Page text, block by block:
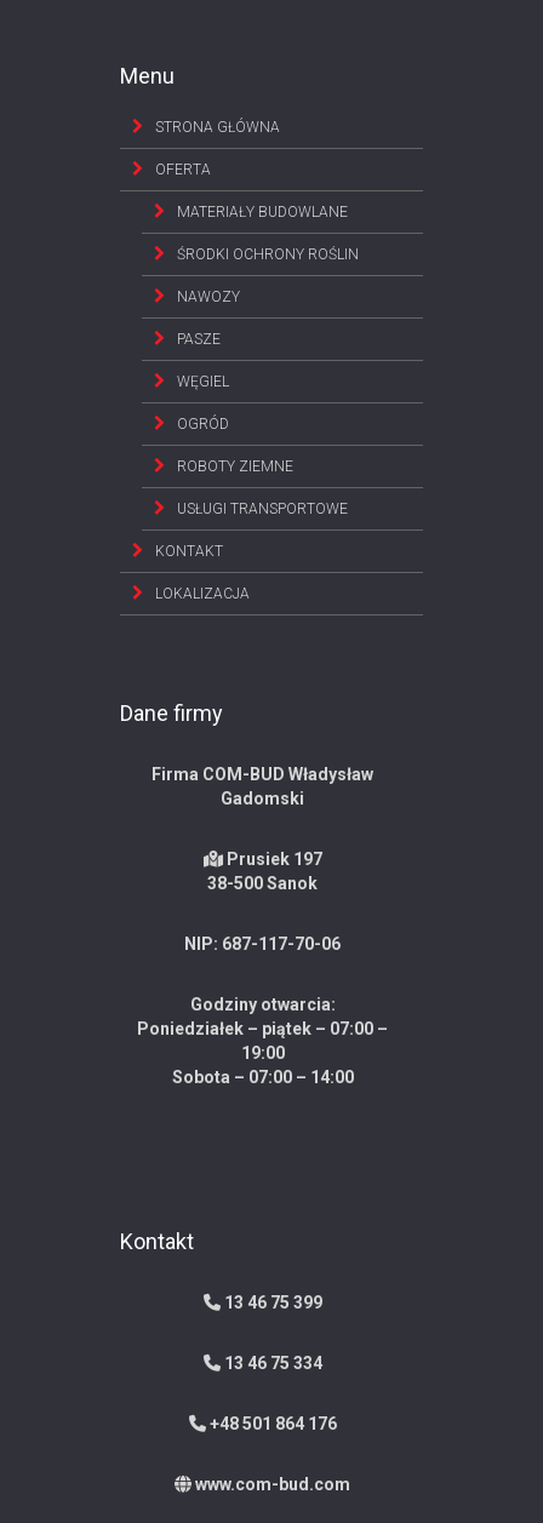
Menu
STRONA GŁÓWNA
OFERTA
MATERIAŁY BUDOWLANE
ŚRODKI OCHRONY ROŚLIN
NAWOZY
PASZE
WĘGIEL
OGRÓD
ROBOTY ZIEMNE
USŁUGI TRANSPORTOWE
KONTAKT
LOKALIZACJA
Dane firmy
Firma COM-BUD Władysław
Gadomski
Prusiek 197
38-500 Sanok
NIP: 687-117-70-06
Godziny otwarcia:
Poniedziałek – piątek – 07:00 –
19:00
Sobota – 07:00 – 14:00
Kontakt
13 46 75 399
13 46 75 334
+48 501 864 176
www.com-bud.com